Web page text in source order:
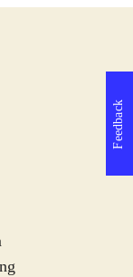
Feedback